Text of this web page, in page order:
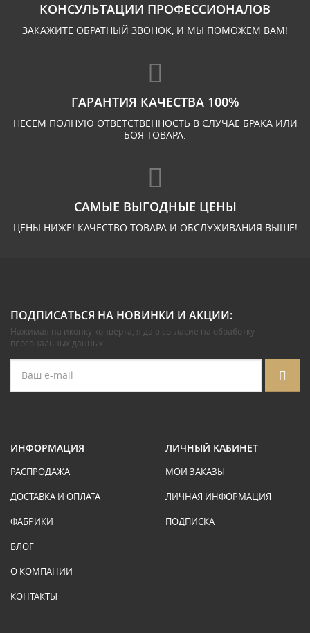
КОНСУЛЬТАЦИИ ПРОФЕССИОНАЛОВ
ЗАКАЖИТЕ ОБРАТНЫЙ ЗВОНОК, И МЫ ПОМОЖЕМ ВАМ!
ГАРАНТИЯ КАЧЕСТВА 100%
НЕСЕМ ПОЛНУЮ ОТВЕТСТВЕННОСТЬ В СЛУЧАЕ БРАКА ИЛИ
БОЯ ТОВАРА.
САМЫЕ ВЫГОДНЫЕ ЦЕНЫ
ЦЕНЫ НИЖЕ! КАЧЕСТВО ТОВАРА И ОБСЛУЖИВАНИЯ ВЫШЕ!
ПОДПИСАТЬСЯ НА НОВИНКИ И АКЦИИ:
Нажимая на иконку конверта, я даю согласие на обработку
персональных данных.
ИНФОРМАЦИЯ
РАСПРОДАЖА
ДОСТАВКА И ОПЛАТА
ФАБРИКИ
БЛОГ
О КОМПАНИИ
КОНТАКТЫ
ЛИЧНЫЙ КАБИНЕТ
МОИ ЗАКАЗЫ
ЛИЧНАЯ ИНФОРМАЦИЯ
ПОДПИСКА